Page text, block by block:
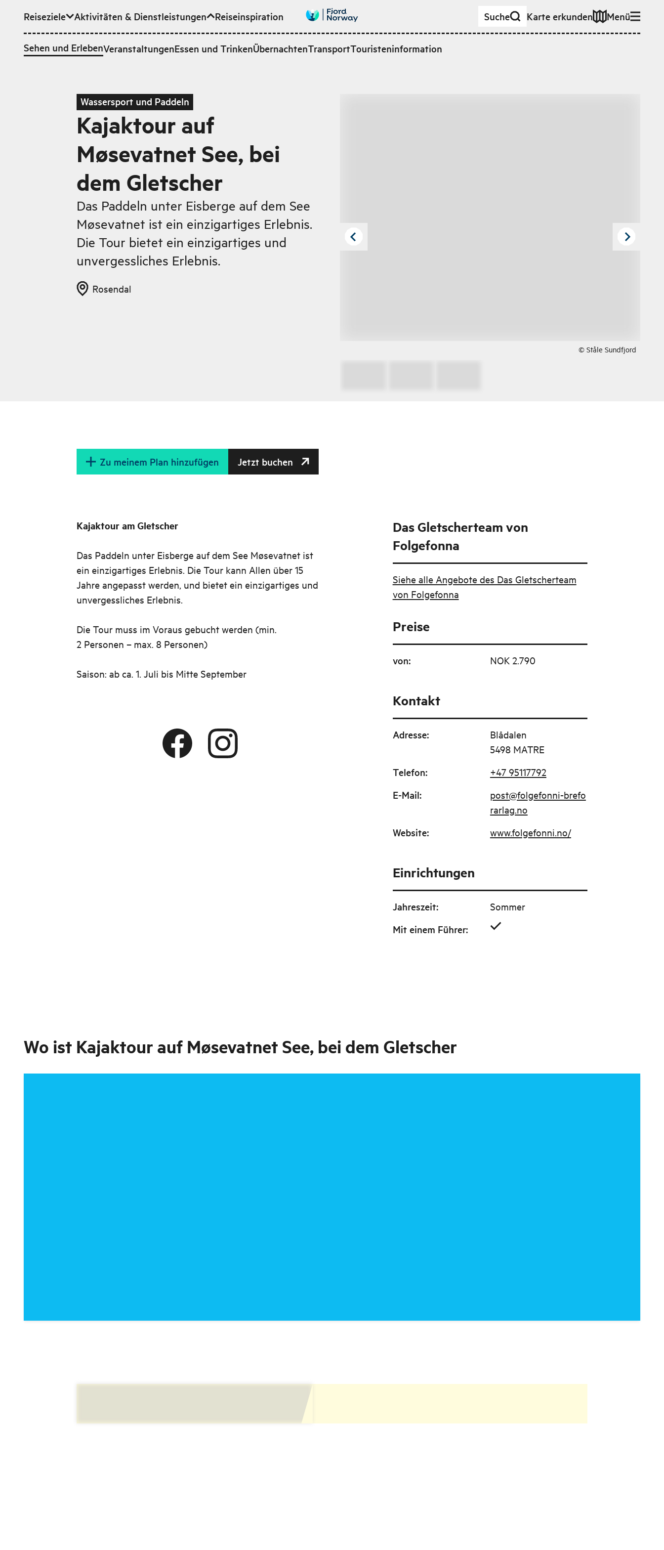
Zum Hauptinhalt
Reiseziele Aktivitäten & Dienstleistungen
Sehen und ErlebenVeranstaltungenEssen und TrinkenÜbernachtenTransportTouristeninformation
Reiseinspiration Suche Karte erkunden Menü
Wassersport und Paddeln
Kajaktour auf
Møsevatnet See, bei
dem Gletscher
Das Paddeln unter Eisberge auf dem See
Møsevatnet ist ein einzigartiges Erlebnis.
Die Tour bietet ein einzigartiges und
unvergessliches Erlebnis.
Rosendal
© Ståle Sundfjord
Zu meinem Plan hinzufügen Jetzt buchen
Kajaktour am Gletscher
Das Paddeln unter Eisberge auf dem See Møsevatnet ist
ein einzigartiges Erlebnis. Die Tour kann Allen über 15
Jahre angepasst werden, und bietet ein einzigartiges und
unvergessliches Erlebnis.
Die Tour muss im Voraus gebucht werden (min.
2 Personen – max. 8 Personen)
Saison: ab ca. 1. Juli bis Mitte September
Das Gletscherteam von
Folgefonna
Siehe alle Angebote des Das Gletscherteam
von Folgefonna
Preise
von: NOK 2.790
Kontakt
Adresse:
Blådalen
5498 MATRE
Telefon: +47 95117792
E-Mail:
post@folgefonni-brefo
rarlag.no
Website: www.folgefonni.no/
Einrichtungen
Jahreszeit: Sommer
Mit einem Führer:
Wo ist Kajaktour auf Møsevatnet See, bei dem Gletscher